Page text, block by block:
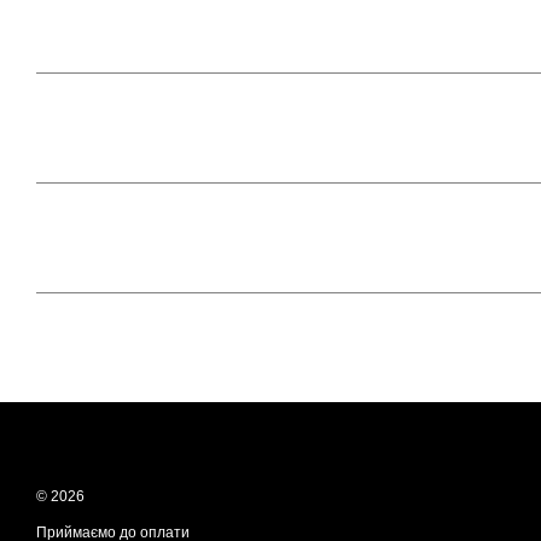
© 2026
Приймаємо до оплати